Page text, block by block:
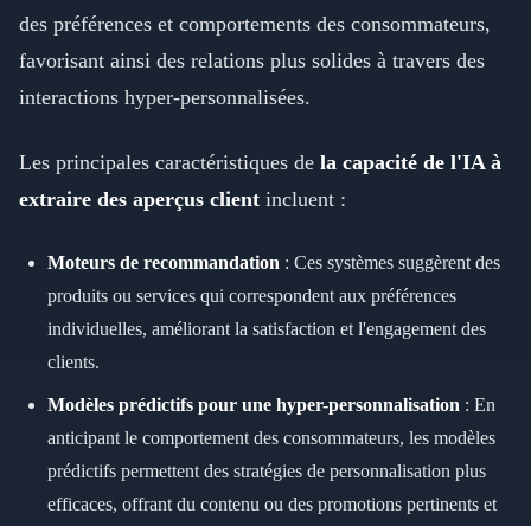
des préférences et comportements des consommateurs,
favorisant ainsi des relations plus solides à travers des
interactions hyper-personnalisées.
Les principales caractéristiques de la capacité de l'IA à
extraire des aperçus client incluent :
Moteurs de recommandation : Ces systèmes suggèrent des
produits ou services qui correspondent aux préférences
individuelles, améliorant la satisfaction et l'engagement des
clients.
Modèles prédictifs pour une hyper-personnalisation : En
anticipant le comportement des consommateurs, les modèles
prédictifs permettent des stratégies de personnalisation plus
efficaces, offrant du contenu ou des promotions pertinents et